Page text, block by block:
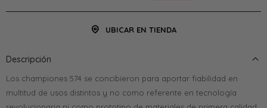
UBICAR EN TIENDA
Descripción
Los championes 574 se concibieron para aportar fiabilidad en
multitud de usos distintos y no como referente en tecnología